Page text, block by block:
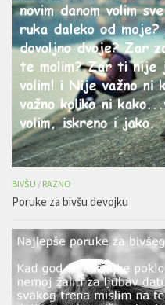
BIVŠU / RAZNO
Poruke za bivšu devojku